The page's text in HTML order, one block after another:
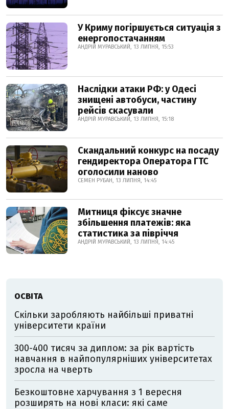
У Криму погіршується ситуація з
енергопостачанням
АНДРІЙ МУРАВСЬКИЙ, 13 ЛИПНЯ, 15:53
Наслідки атаки РФ: у Одесі
знищені автобуси, частину
рейсів скасували
АНДРІЙ МУРАВСЬКИЙ, 13 ЛИПНЯ, 15:18
Скандальний конкурс на посаду
гендиректора Оператора ГТС
оголосили наново
СЕМЕН РУБАН, 13 ЛИПНЯ, 14:45
Митниця фіксує значне
збільшення платежів: яка
статистика за півріччя
АНДРІЙ МУРАВСЬКИЙ, 13 ЛИПНЯ, 14:45
ОСВІТА
Скільки заробляють найбільші приватні
університети країни
300-400 тисяч за диплом: за рік вартість
навчання в найпопулярніших університетах
зросла на чверть
Безкоштовне харчування з 1 вересня
розширять на нові класи: які саме